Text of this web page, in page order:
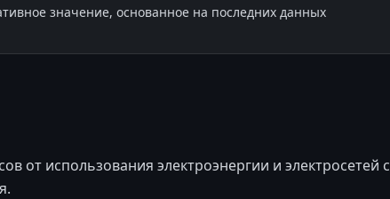
значение, основанное на последних данных
от использования электроэнергии и электросетей с